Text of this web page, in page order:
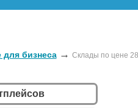
для бизнеса→ Склады по цене